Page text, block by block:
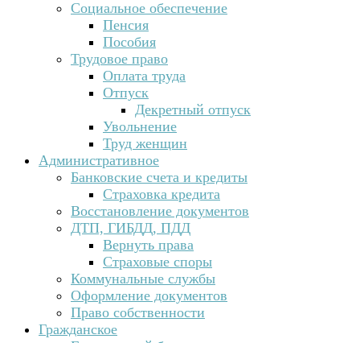
Социальное обеспечение
Пенсия
Пособия
Трудовое право
Оплата труда
Отпуск
Декретный отпуск
Увольнение
Труд женщин
Административное
Банковские счета и кредиты
Страховка кредита
Восстановление документов
ДТП, ГИБДД, ПДД
Вернуть права
Страховые споры
Коммунальные службы
Оформление документов
Право собственности
Гражданское